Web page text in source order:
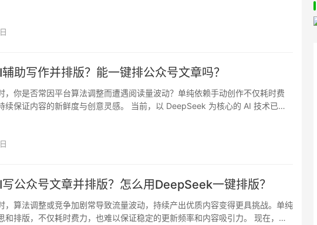
助写作并排版？能一键排公众号文章吗？
，你是否常因平台算法调整而遭遇阅读量波动？单纯依赖手动创作不仅耗时费
续保证内容的新鲜度与创意灵感。 当前，以 DeepSeek 为核心的 AI 技术已能
公众号文章并排版？怎么用DeepSeek一键排版？
，算法调整或竞争加剧常导致流量波动，持续产出优质内容变得更具挑战。单纯
和排版，不仅耗时费力，也难以保证稳定的更新频率和内容吸引力。 现在，以